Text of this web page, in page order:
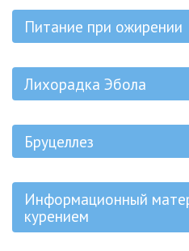
Питание при ожирении
Лихорадка Эбола
Бруцеллез
Информационный
курением